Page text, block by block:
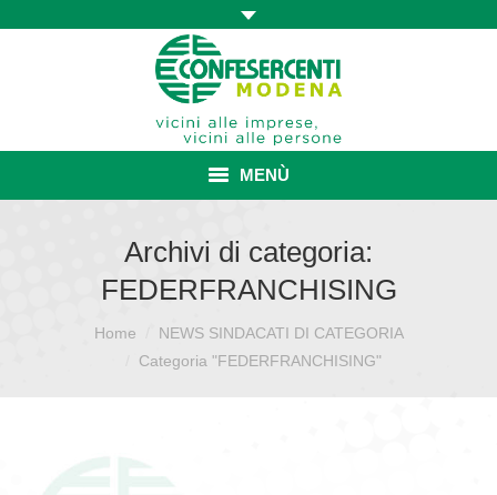
MENÙ
ASSOCIAZIONE
ISCRIZIONE E VANTAGGI
SERVIZI
Archivi di categoria:
FEDERFRANCHISING
Home
NEWS SINDACATI DI CATEGORIA
Categoria "FEDERFRANCHISING"